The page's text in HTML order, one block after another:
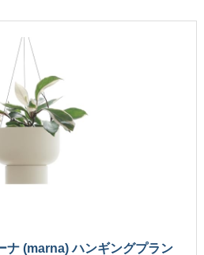
ナ (marna) ハンギングプラン